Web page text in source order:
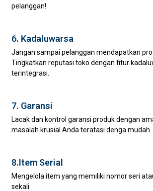
pelanggan!
6. Kadaluwarsa
Jangan sampai pelanggan mendapatkan
Tingkatkan reputasi toko dengan fitur
terintegrasi.
7. Garansi
Lacak dan kontrol garansi produk dengan
masalah krusial Anda teratasi denga mudah.
8.Item Serial
Mengelola item yang memiliki nomor seri
sekali.